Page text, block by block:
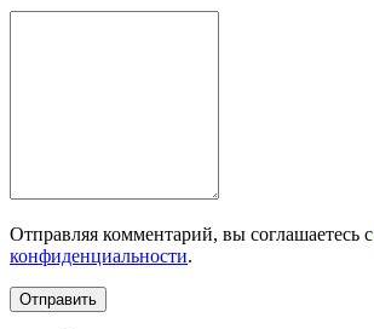
Отправляя комментарий, вы соглашаетесь с
конфиденциальности.